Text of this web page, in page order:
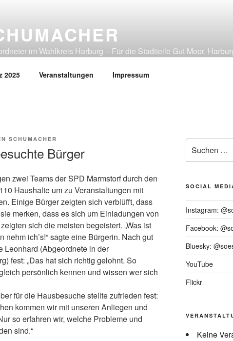
im Wahlkreis Harburg – Für die Stadtteile Gut Moor,
2025 Veranstaltungen Impressum
SCHUMACHER
Bürger
zwei Teams der SPD Marmstorf durch den
Haushalte um zu Veranstaltungen mit
Einige Bürger zeigten sich verblüfft, dass
merken, dass es sich um Einladungen von
sich die meisten begeistert. „Was ist
nehm ich’s!“ sagte eine Bürgerin. Nach gut
Leonhard (Abgeordnete in der
fest: „Das hat sich richtig gelohnt. So
persönlich kennen und wissen wer sich
für die Hausbesuche stellte zufrieden fest:
kommen wir mit unseren Anliegen und
so erfahren wir, welche Probleme und
sind.“
nach:
SOCIAL
Instagram:
Facebook:
Bluesky:
YouTube
Flickr
Keine